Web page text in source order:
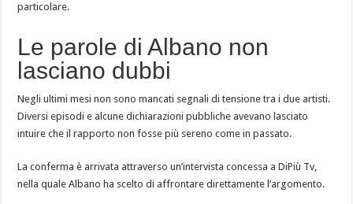
particolare.
Le parole di Albano non
lasciano dubbi
Negli ultimi mesi non sono mancati segnali di tensione tra i due artisti.
Diversi episodi e alcune dichiarazioni pubbliche avevano lasciato
intuire che il rapporto non fosse più sereno come in passato.
La conferma è arrivata attraverso un’intervista concessa a DiPiù Tv,
nella quale Albano ha scelto di affrontare direttamente l’argomento.